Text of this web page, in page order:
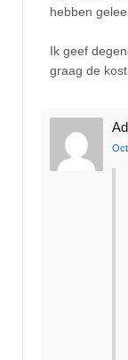
hebben
Ik geef
graag de kost.